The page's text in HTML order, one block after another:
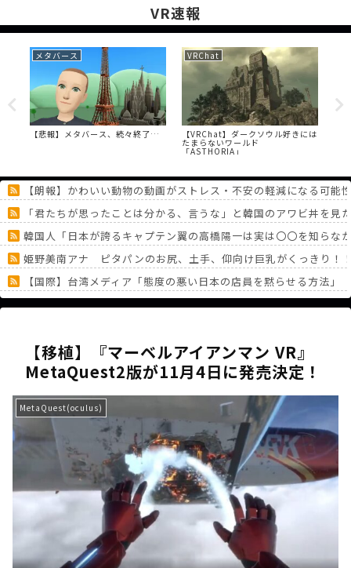
VR速報
メタバース
【悲報】メタバース、続々終了…
VRChat
【VRChat】ダークソウル好きには
たまらないワールド
「ASTHORIA」
【朗報】かわいい動物の動画がストレス・不安の軽減になる可能
「君たちが思ったことは分かる、言うな」と韓国のアワビ丼を
韓国人「日本が誇るキャプテン翼の高橋陽一は実は〇〇を知らな
姫野美南アナ ピタパンのお尻、土手、仰向け巨乳がくっきり！
【国際】台湾メディア「態度の悪い日本の店員を黙らせる方法」
DSにあったなんか無人島でサバイバルするゲーム、ワイしか覚
《どうしてこうなった！？》「フリーレン一番くじ」を記念に
《人気No.1は誰だ？》順位でまさかの下剋上！？「魔族達のラ
《未だ謎多きキャラ達の順位》：「女神の石碑編」＆「帝国編
《アニメ2期＆3期が強い》「神技のレヴォルテ編」・「黄金郷
《強者達が上位に立ち並ぶ》「一級魔法使い選抜試験編」のキ
36歳の彼女と結婚したいのに、家族が猛反対。家族から信じら
【ホロライブ】アキロゼARK2次会ゴッフィーのサムネ草
【移植】『マーベルアイアンマン VR』
MetaQuest2版が11月4日に発売決定！
MetaQuest(oculus)